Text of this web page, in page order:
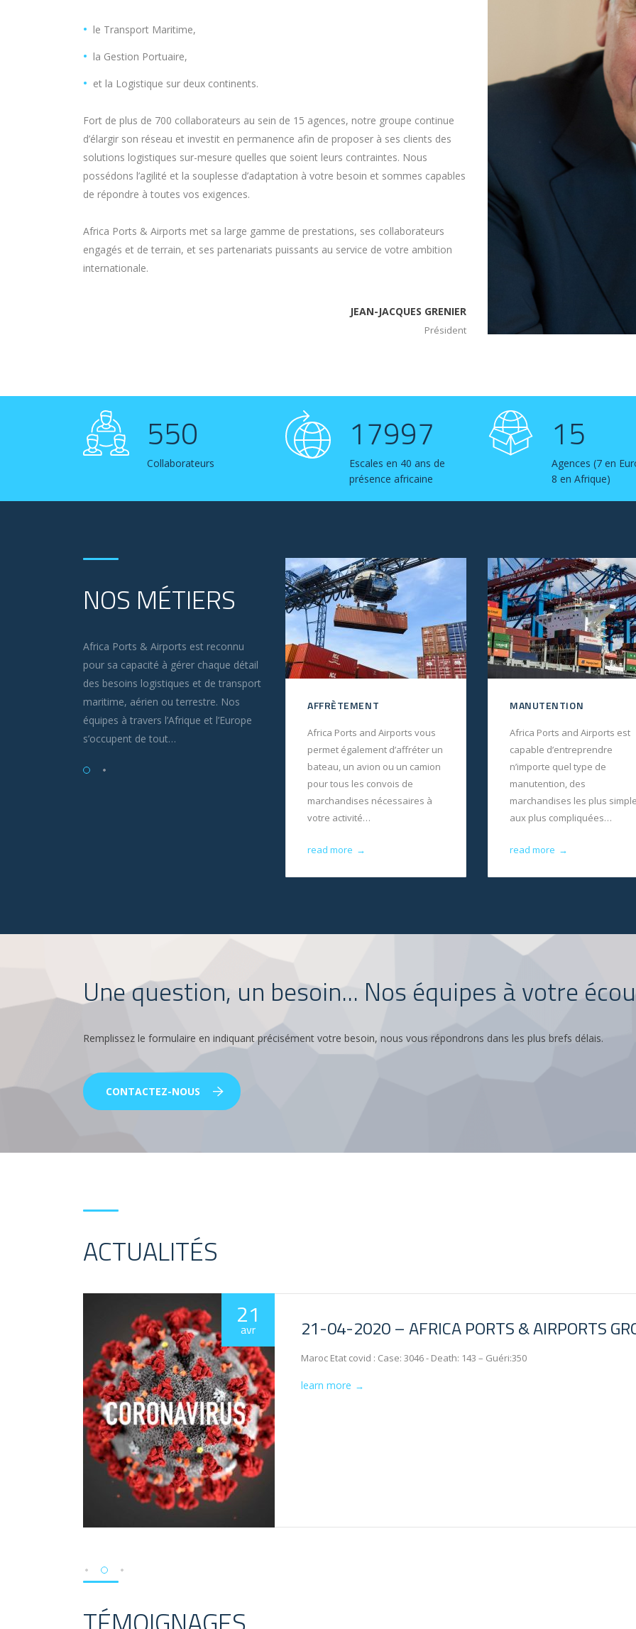
le Transport Maritime,
la Gestion Portuaire,
et la Logistique sur deux continents.
Fort de plus de 700 collaborateurs au sein de 15 agences, notre groupe continue
d’élargir son réseau et investit en permanence afin de proposer à ses clients des
solutions logistiques sur-mesure quelles que soient leurs contraintes. Nous
possédons l’agilité et la souplesse d’adaptation à votre besoin et sommes capables
de répondre à toutes vos exigences.
Africa Ports & Airports met sa large gamme de prestations, ses collaborateurs
engagés et de terrain, et ses partenariats puissants au service de votre ambition
internationale.
JEAN-JACQUES GRENIER
Président
550
Collaborateurs
18000
Escales en 40 ans de
présence africaine
15
Agences (7 en
8 en Afrique)
NOS MÉTIERS
Africa Ports & Airports est reconnu
pour sa capacité à gérer chaque détail
des besoins logistiques et de transport
maritime, aérien ou terrestre. Nos
équipes à travers l’Afrique et l’Europe
s’occupent de tout…
AGENT MARITIME
Africa Ports and Airports offre à
l’ensemble de ses clients son
savoir-faire en tant qu’agent
AFFRÈTEMENT
Africa Ports and Airports vous
permet également d’affréter un
bateau, un avion ou un camion
pour tous les convois de
marchandises nécessaires à
votre activité…
read more →
MANUTENTION
Africa Ports and Airports est
capable d’entreprendre
n’importe quel type de
manutention, des
marchandises les plus
aux plus compliquées…
read more →
Une question, un besoin... Nos équipes à votre
Remplissez le formulaire en indiquant précisément votre besoin, nous vous répondrons dans les plus brefs délais.
CONTACTEZ-NOUS
ACTUALITÉS
21
avr 21-04-2020 – AFRICA PORTS & AIRPORTS
Maroc Etat covid : Case: 3046 - Death: 143 – Guéri:350
learn more →